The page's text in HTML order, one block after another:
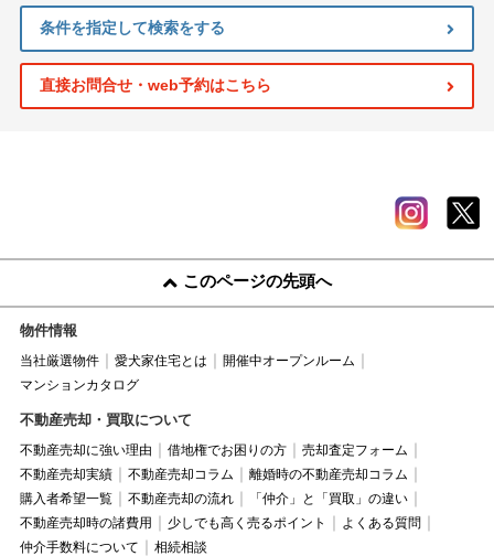
条件を指定して検索をする
直接お問合せ・web予約はこちら
このページの先頭へ
物件情報
当社厳選物件 愛犬家住宅とは
開催中オープンルーム
マンションカタログ
不動産売却・買取について
不動産売却に強い理由 借地権でお困りの方
売却査定フォーム
不動産売却実績
不動産売却コラム
離婚時の不動産売却コラム
購入者希望一覧
不動産売却の流れ
「仲介」と「買取」の違い
不動産売却時の諸費用
少しでも高く売るポイント
よくある質問
仲介手数料について
相続相談